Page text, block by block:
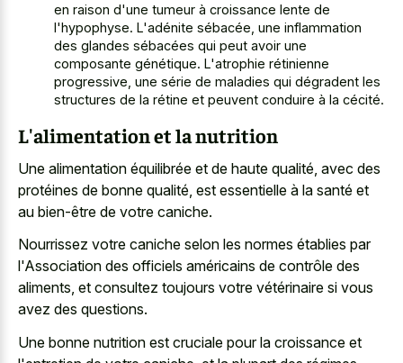
en raison d'une tumeur à croissance lente de
l'hypophyse. L'adénite sébacée, une inflammation
des glandes sébacées qui peut avoir une
composante génétique. L'atrophie rétinienne
progressive, une série de maladies qui dégradent les
structures de la rétine et peuvent conduire à la cécité.
L'alimentation et la nutrition
Une alimentation équilibrée et de haute qualité, avec des
protéines de bonne qualité, est essentielle à la santé et
au bien-être de votre caniche.
Nourrissez votre caniche selon les normes établies par
l'Association des officiels américains de contrôle des
aliments, et consultez toujours votre vétérinaire si vous
avez des questions.
Une bonne nutrition est cruciale pour la croissance et